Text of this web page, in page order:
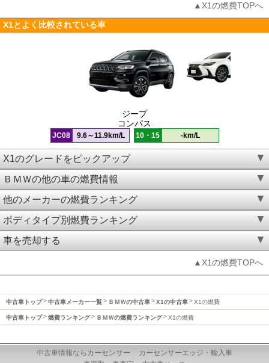
▲X1の燃費TOPへ
X1とよく比較されている車
ジープ
コンパス
JC08 9.6～11.9km/L 10・15 -km/L
X1のグレードをピックアップ
ＢＭＷの他の車の燃費情報
他のメーカーの燃費ランキング
ボディタイプ別燃費ランキング
車を売却する
▲X1の燃費TOPへ
中古車トップ 中古車メーカー一覧 ＢＭＷの中古車 X1の中古車 X1の燃費
中古車トップ 燃費ランキング ＢＭＷの燃費ランキング X1の燃費
中古車情報ならカーセンサー
カーセンサーエッジ・輸入車